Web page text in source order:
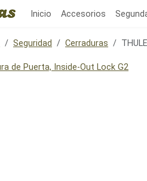
Inicio Accesorios
Seguridad Cerraduras